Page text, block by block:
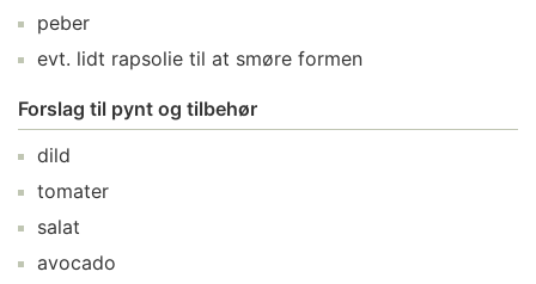
peber
evt. lidt rapsolie til at smøre formen
Forslag til pynt og tilbehør
dild
tomater
salat
avocado